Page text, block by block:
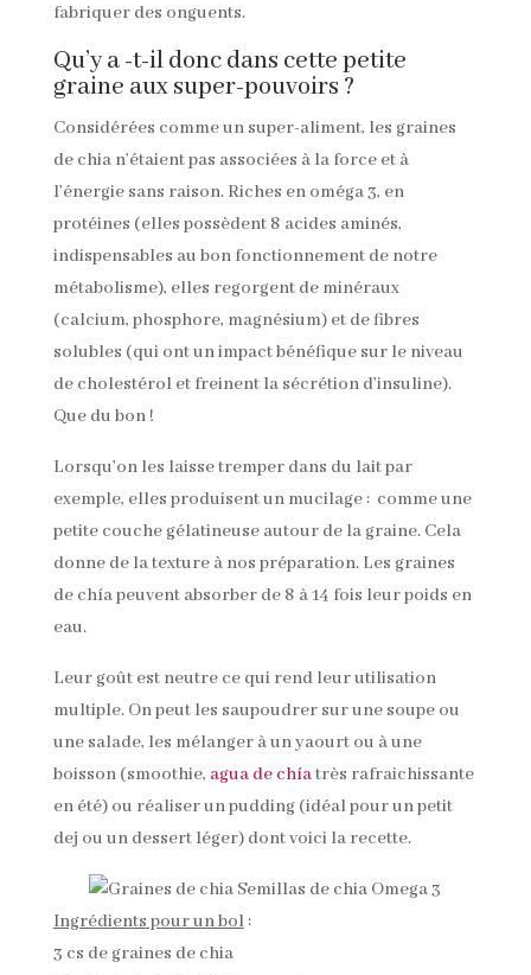
fabriquer des onguents.
Qu’y a -t-il donc dans cette petite
graine aux super-pouvoirs ?
Considérées comme un super-aliment, les graines
de chia n’étaient pas associées à la force et à
l’énergie sans raison. Riches en oméga 3, en
protéines (elles possèdent 8 acides aminés,
indispensables au bon fonctionnement de notre
métabolisme), elles regorgent de minéraux
(calcium, phosphore, magnésium) et de fibres
solubles (qui ont un impact bénéfique sur le niveau
de cholestérol et freinent la sécrétion d’insuline).
Que du bon !
Lorsqu’on les laisse tremper dans du lait par
exemple, elles produisent un mucilage : comme une
petite couche gélatineuse autour de la graine. Cela
donne de la texture à nos préparation. Les graines
de chía peuvent absorber de 8 à 14 fois leur poids en
eau.
Leur goût est neutre ce qui rend leur utilisation
multiple. On peut les saupoudrer sur une soupe ou
une salade, les mélanger à un yaourt ou à une
boisson (smoothie, agua de chíatrès rafraichissante
en été) ou réaliser un pudding (idéal pour un petit
dej ou un dessert léger) dont voici la recette.
Ingrédients pour un bol:
3 cs de graines de chia